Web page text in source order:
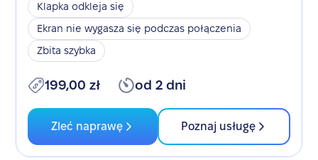
Klapka odkleja się
Ekran nie wygasza się podczas połączenia
Zbita szybka
199,00 zł od 2 dni
Zleć naprawę Poznaj usługę